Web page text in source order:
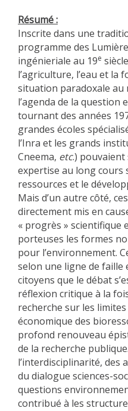
Résumé :
Inscrite dans une
programme des
ingénieriale au 19e
l’agriculture, l’eau et la
situation paradoxale au
l’agenda de la question
tournant des années
grandes écoles
l’Inra et les grands
Cneema, etc.) pouvaient
expertise au long cours
ressources et le
Mais d’un autre côté,
directement mis en
« progrès » scientifique
porteuses les formes
pour l’environnement.
selon une ligne de faille
citoyens que le débat
réflexion critique à la
recherche sur les
économique des
profond renouveau
de la recherche
l’interdisciplinarité, des
du dialogue sciences-
questions
contribué à les